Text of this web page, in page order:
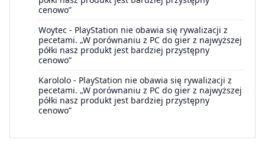
cenowo”
Woytec - PlayStation nie obawia się rywalizacji z
pecetami. „W porównaniu z PC do gier z najwyższej
półki nasz produkt jest bardziej przystępny
cenowo”
Karololo - PlayStation nie obawia się rywalizacji z
pecetami. „W porównaniu z PC do gier z najwyższej
półki nasz produkt jest bardziej przystępny
cenowo”